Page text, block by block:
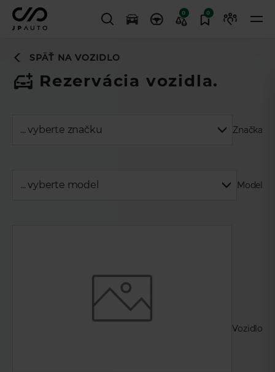
0 0
SPÄŤ NA VOZIDLO
Rezervácia vozidla.
Značka
Model
Vozidlo